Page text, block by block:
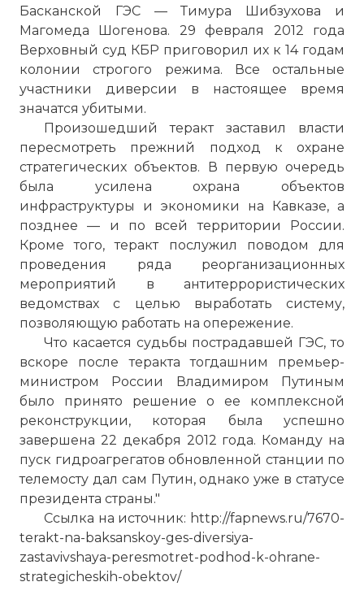
Басканской ГЭС — Тимура Шибзухова и
Магомеда Шогенова. 29 февраля 2012 года
Верховный суд КБР приговорил их к 14 годам
колонии строгого режима. Все остальные
участники диверсии в настоящее время
значатся убитыми.
Произошедший теракт заставил власти
пересмотреть прежний подход к охране
стратегических объектов. В первую очередь
была усилена охрана объектов
инфраструктуры и экономики на Кавказе, а
позднее — и по всей территории России.
Кроме того, теракт послужил поводом для
проведения ряда реорганизационных
мероприятий в антитеррористических
ведомствах с целью выработать систему,
позволяющую работать на опережение.
Что касается судьбы пострадавшей ГЭС, то
вскоре после теракта тогдашним премьер-
министром России Владимиром Путиным
было принято решение о ее комплексной
реконструкции, которая была успешно
завершена 22 декабря 2012 года. Команду на
пуск гидроагрегатов обновленной станции по
телемосту дал сам Путин, однако уже в статусе
президента страны."
Ссылка на источник: http://fapnews.ru/7670-
terakt-na-baksanskoy-ges-diversiya-
zastavivshaya-peresmotret-podhod-k-ohrane-
strategicheskih-obektov/